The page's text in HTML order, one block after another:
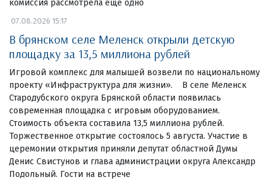
комиссия рассмотрела еще одно
07.08.2026 15:17
В брянском селе Меленск открыли детскую
площадку за 13,5 миллиона рублей
Игровой комплекс для малышей возвели по национальному
проекту «Инфраструктура для жизни». В селе Меленск
Стародубского округа Брянской области появилась
современная площадка с игровым оборудованием.
Стоимость объекта составила 13,5 миллиона рублей.
Торжественное открытие состоялось 5 августа. Участие в
церемонии открытия приняли депутат областной Думы
Денис Свистунов и глава администрации округа Александр
Подольный. Гости на встрече